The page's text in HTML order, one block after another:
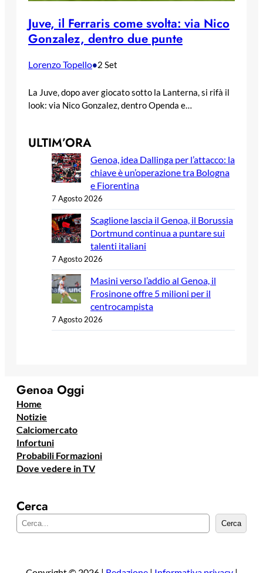
Juve, il Ferraris come svolta: via Nico
Gonzalez, dentro due punte
Lorenzo Topello•2 Set
La Juve, dopo aver giocato sotto la Lanterna, si rifà il
look: via Nico Gonzalez, dentro Openda e…
ULTIM’ORA
Genoa, idea Dallinga per l’attacco: la
chiave è un’operazione tra Bologna
e Fiorentina
7 Agosto 2026
Scaglione lascia il Genoa, il Borussia
Dortmund continua a puntare sui
talenti italiani
7 Agosto 2026
Masini verso l’addio al Genoa, il
Frosinone offre 5 milioni per il
centrocampista
7 Agosto 2026
Genoa Oggi
Home
Notizie
Calciomercato
Infortuni
Probabili Formazioni
Dove vedere in TV
Cerca
e
Cerca